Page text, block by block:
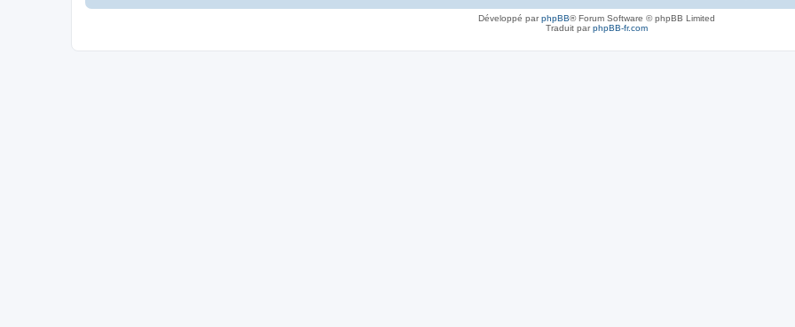
Développé parphpBB® Forum Software © phpBB Limited
Traduit parphpBB-fr.com